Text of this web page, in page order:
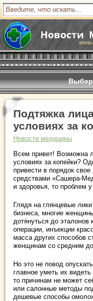
Подтяжка
условиях за
Новости медицины
Всем привет! Возможна
условиях за копейки?
привести в порядок
средствами «Сашера-
и здоровья, то проблем
Глядя на глянцевые
бизнеса, многие
дотянуться до эталонов
операции, инъекции
масса других способов
женщинам со средним
Но это не повод
главное уметь их
то причинам не может
или салонные методы
дешевые способы